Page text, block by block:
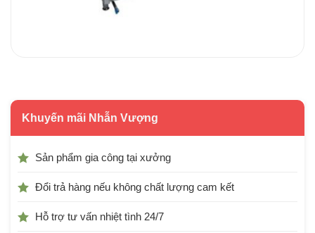
Khuyến mãi Nhẫn Vượng
Sản phẩm gia công tại xưởng
Đổi trả hàng nếu không chất lượng cam kết
Hỗ trợ tư vấn nhiệt tình 24/7